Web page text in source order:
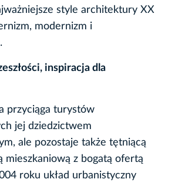
style architektury XX
modernizm i
inspiracja dla
przyciąga turystów
jej dziedzictwem
ale pozostaje także tętniącą
mieszkaniową z bogatą ofertą
roku układ urbanistyczny